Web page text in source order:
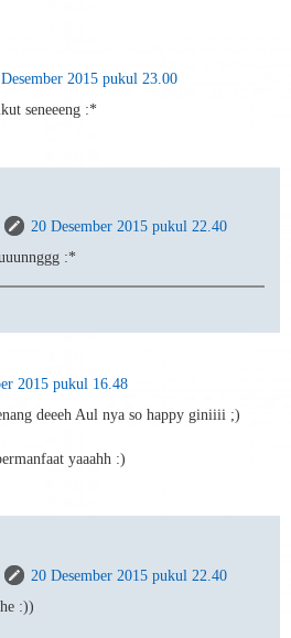
2015 pukul 23.00
seneeeng :*
20 Desember 2015 pukul 22.40
:*
2015 pukul 16.48
deeeh Aul nya so happy giniiii ;)
yaaahh :)
20 Desember 2015 pukul 22.40
:))